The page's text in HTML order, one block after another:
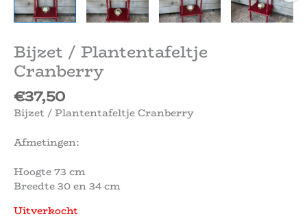
Bijzet / Plantentafeltje
Cranberry
€37,50
Bijzet / Plantentafeltje Cranberry
Afmetingen:
Hoogte 73 cm
Breedte 30 en 34 cm
Uitverkocht